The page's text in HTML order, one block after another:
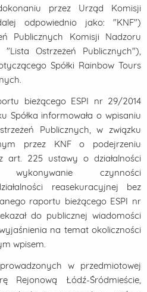
przez Urząd Komisji
odpowiednio jako: "KNF")
Publicznych Komisji Nadzoru
Ostrzeżeń Publicznych"),
Spółki Rainbow Tours
bieżącego ESPI nr 29/2014
Spółka informowała o wpisaniu
Publicznych, w związku
przez KNF o podejrzeniu
art. 225 ustawy o działalności
czynności
reasekuracyjnej bez
raportu bieżącego ESPI nr
do publicznej wiadomości
na temat okoliczności
wpisem.
w przedmiotowej
Rejonową Łódź-Śródmieście,